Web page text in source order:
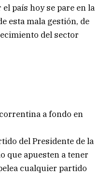
país hoy se pare en la
esta mala gestión, de
del sector
a fondo en
del Presidente de la
que apuesten a tener
cualquier partido